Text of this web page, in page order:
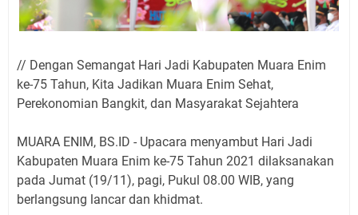
// Dengan Semangat Hari Jadi Kabupaten Muara Enim
ke-75 Tahun, Kita Jadikan Muara Enim Sehat,
Perekonomian Bangkit, dan Masyarakat Sejahtera
MUARA ENIM, BS.ID - Upacara menyambut Hari Jadi
Kabupaten Muara Enim ke-75 Tahun 2021 dilaksanakan
pada Jumat (19/11), pagi, Pukul 08.00 WIB, yang
berlangsung lancar dan khidmat.